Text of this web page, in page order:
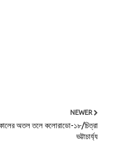
NEWER
অতল তলে কলোরাডো-১৮/চিত্রা
ভট্টাচার্য্য